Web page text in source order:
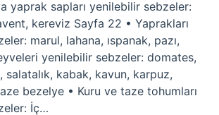
yaprak sapları yenilebilir sebzeler:
kereviz Sayfa 22 • Yaprakları
marul, lahana, ıspanak, pazı,
yenilebilir sebzeler: domates,
salatalık, kabak, kavun, karpuz,
bezelye • Kuru ve taze tohumları
İç…